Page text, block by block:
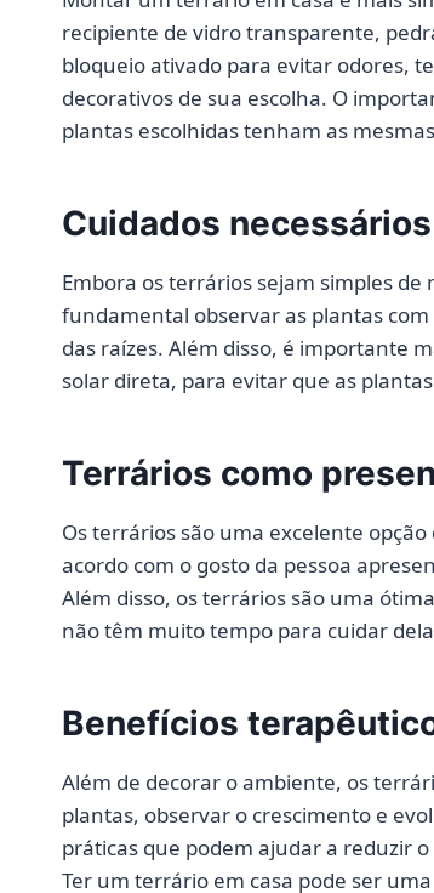
recipiente de vidro transparente,
bloqueio ativado para evitar odores,
decorativos de sua escolha. O
plantas escolhidas tenham as
Cuidados
Embora os terrários sejam simples
fundamental observar as plantas
das raízes. Além disso, é importante
solar direta, para evitar que as
Terrários como
Os terrários são uma excelente
acordo com o gosto da pessoa
Além disso, os terrários são uma
não têm muito tempo para cuidar
Benefícios
Além de decorar o ambiente, os
plantas, observar o crescimento e
práticas que podem ajudar a reduzir
Ter um terrário em casa pode ser